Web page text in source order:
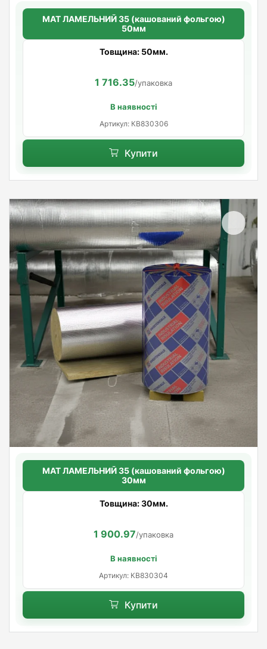
МАТ ЛАМЕЛЬНИЙ 35 (кашований фольгою)
50мм
Товщина: 50мм.
1 716.35/упаковка
В наявності
Артикул: КВ830306
Купити
МАТ ЛАМЕЛЬНИЙ 35 (кашований фольгою)
30мм
Товщина: 30мм.
1 900.97/упаковка
В наявності
Артикул: КВ830304
Купити